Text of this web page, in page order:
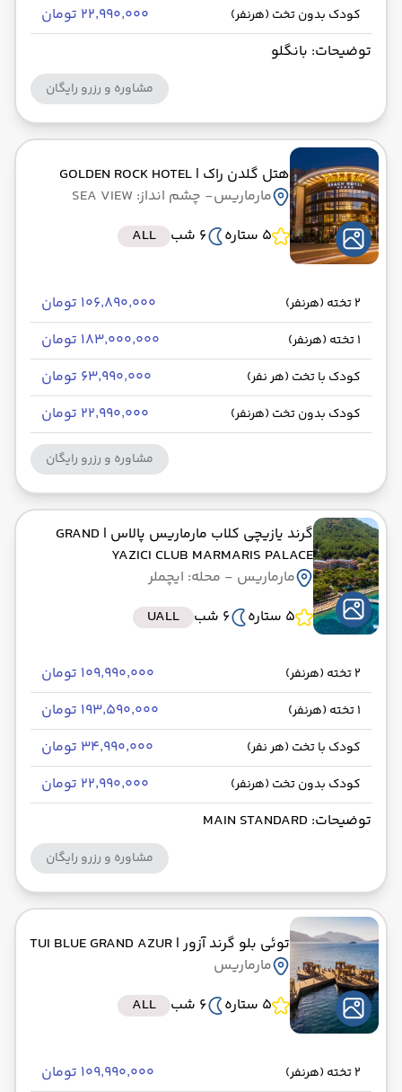
کودک بدون تخت (هرنفر)
۲۲٬۹۹۰٬۰۰۰ تومان
توضیحات: بانگلو
مشاوره و رزرو رایگان
هتل گلدن راک | GOLDEN ROCK HOTEL
مارماریس- چشم انداز: SEA VIEW
5 ستاره
6 شب ALL
2 تخته (هرنفر) ۱۰۶٬۸۹۰٬۰۰۰ تومان
1 تخته (هرنفر) ۱۸۳٬۰۰۰٬۰۰۰ تومان
کودک با تخت (هر نفر) ۶۳٬۹۹۰٬۰۰۰ تومان
کودک بدون تخت (هرنفر) ۲۲٬۹۹۰٬۰۰۰ تومان
مشاوره و رزرو رایگان
گرند یازیچی کلاب مارماریس پالاس | GRAND
YAZICI CLUB MARMARIS PALACE
مارماریس - محله: ایچملر
5 ستاره
6 شب UALL
2 تخته (هرنفر) ۱۰۹٬۹۹۰٬۰۰۰ تومان
1 تخته (هرنفر) ۱۹۳٬۵۹۰٬۰۰۰ تومان
کودک با تخت (هر نفر) ۳۴٬۹۹۰٬۰۰۰ تومان
کودک بدون تخت (هرنفر)
۲۲٬۹۹۰٬۰۰۰ تومان
توضیحات: MAIN STANDARD
مشاوره و رزرو رایگان
توئی بلو گرند آزور| TUI BLUE GRAND AZUR
مارماریس
5 ستاره
6 شب ALL
2 تخته (هرنفر) ۱۰۹٬۹۹۰٬۰۰۰ تومان